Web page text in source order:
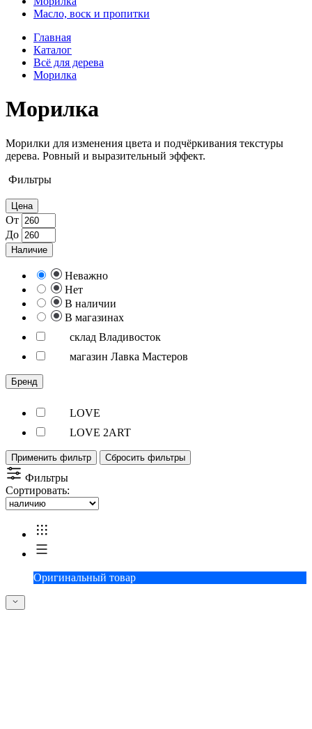
Масло, воск и пропитки
Главная
Каталог
Всё для дерева
Морилка
Морилка
Морилки для изменения цвета и подчёркивания текстуры
дерева. Ровный и выразительный эффект.
Фильтры
Цена
От
До
Наличие
Неважно
Нет
В наличии
В магазинах
склад Владивосток
магазин Лавка Мастеров
Бренд
LOVE
LOVE 2ART
Применить фильтр Сбросить фильтры
Фильтры
Сортировать:
Оригинальный товар